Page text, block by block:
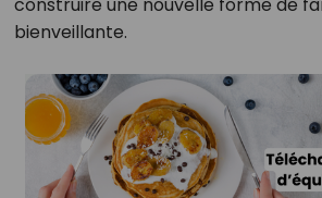
construire une nouvelle forme de
bienveillante.